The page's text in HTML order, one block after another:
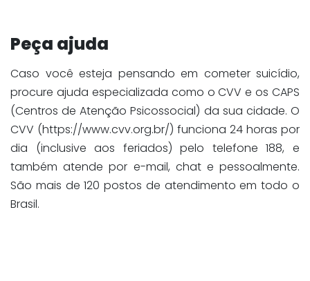
Peça ajuda
Caso você esteja pensando em cometer suicídio,
procure ajuda especializada como o CVV e os CAPS
(Centros de Atenção Psicossocial) da sua cidade. O
CVV (https://www.cvv.org.br/) funciona 24 horas por
dia (inclusive aos feriados) pelo telefone 188, e
também atende por e-mail, chat e pessoalmente.
São mais de 120 postos de atendimento em todo o
Brasil.